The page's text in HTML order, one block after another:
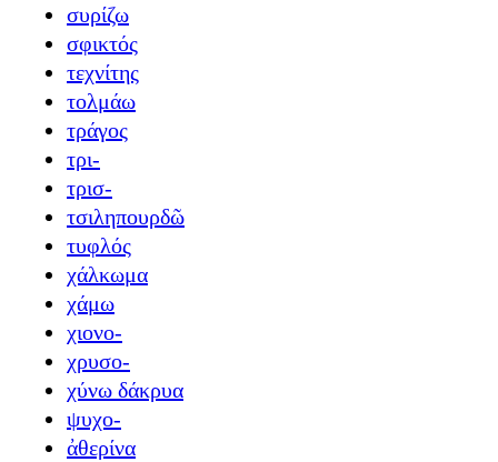
συρίζω
σφικτός
τεχνίτης
τολμάω
τράγος
τρι-
τρισ-
τσιληπουρδῶ
τυφλός
χάλκωμα
χάμω
χιονο-
χρυσο-
χύνω δάκρυα
ψυχο-
ἀθερίνα